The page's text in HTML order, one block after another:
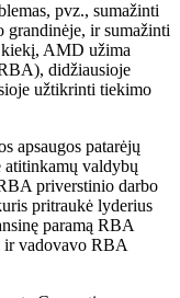
pvz., sumažinti
grandinėje, ir sumažinti
kiekį, AMD užima
didžiausioje
užtikrinti tiekimo
apsaugos patarėjų
valdybų
priverstinio darbo
pritraukė lyderius
paramą RBA
ir vadovavo RBA